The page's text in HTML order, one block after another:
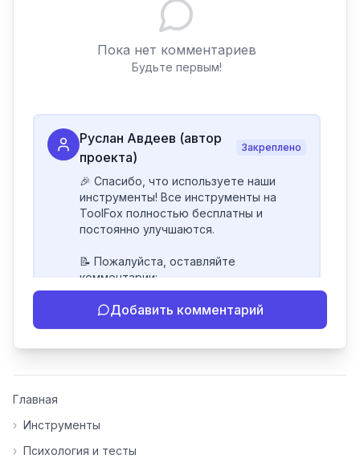
Пока нет комментариев
Будьте первым!
Руслан Авдеев (автор
проекта)
Закреплено
🎉 Спасибо, что используете наши
инструменты! Все инструменты на
ToolFox полностью бесплатны и
постоянно улучшаются.
📝 Пожалуйста, оставляйте
комментарии:
- Если инструмент работает
некорректно
инструменты нуждаются в доработке.
основе вашей обратной связи.
Добавить комментарий
Главная
› Инструменты
› Психология и тесты